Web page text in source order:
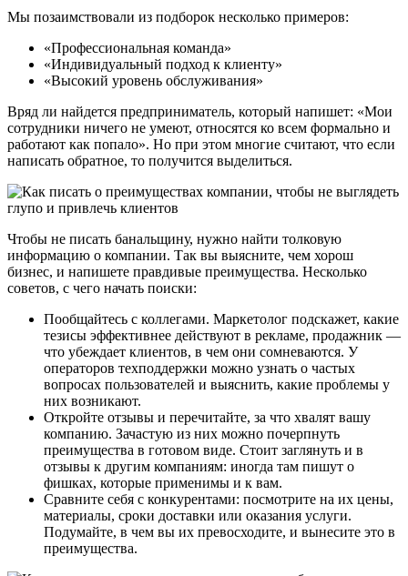
Мы позаимствовали из подборок несколько примеров:
«Профессиональная команда»
«Индивидуальный подход к клиенту»
«Высокий уровень обслуживания»
Вряд ли найдется предприниматель, который напишет: «Мои
сотрудники ничего не умеют, относятся ко всем формально и
работают как попало». Но при этом многие считают, что если
написать обратное, то получится выделиться.
Чтобы не писать банальщину, нужно найти толковую
информацию о компании. Так вы выясните, чем хорош
бизнес, и напишете правдивые преимущества. Несколько
советов, с чего начать поиски:
Пообщайтесь с коллегами. Маркетолог подскажет, какие
тезисы эффективнее действуют в рекламе, продажник —
что убеждает клиентов, в чем они сомневаются. У
операторов техподдержки можно узнать о частых
вопросах пользователей и выяснить, какие проблемы у
них возникают.
Откройте отзывы и перечитайте, за что хвалят вашу
компанию. Зачастую из них можно почерпнуть
преимущества в готовом виде. Стоит заглянуть и в
отзывы к другим компаниям: иногда там пишут о
фишках, которые применимы и к вам.
Сравните себя с конкурентами: посмотрите на их цены,
материалы, сроки доставки или оказания услуги.
Подумайте, в чем вы их превосходите, и вынесите это в
преимущества.